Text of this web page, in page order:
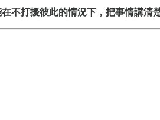
不打擾彼此的情況下，把事情講清